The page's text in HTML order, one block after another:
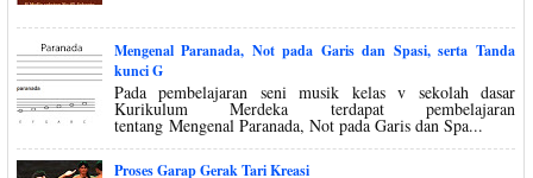
Mengenal Paranada, Not pada Garis dan Spasi, serta Tanda
kunci G
Pada pembelajaran seni musik kelas v sekolah dasar
Kurikulum Merdeka terdapat pembelajaran
tentang Mengenal Paranada, Not pada Garis dan Spa...
Proses Garap Gerak Tari Kreasi